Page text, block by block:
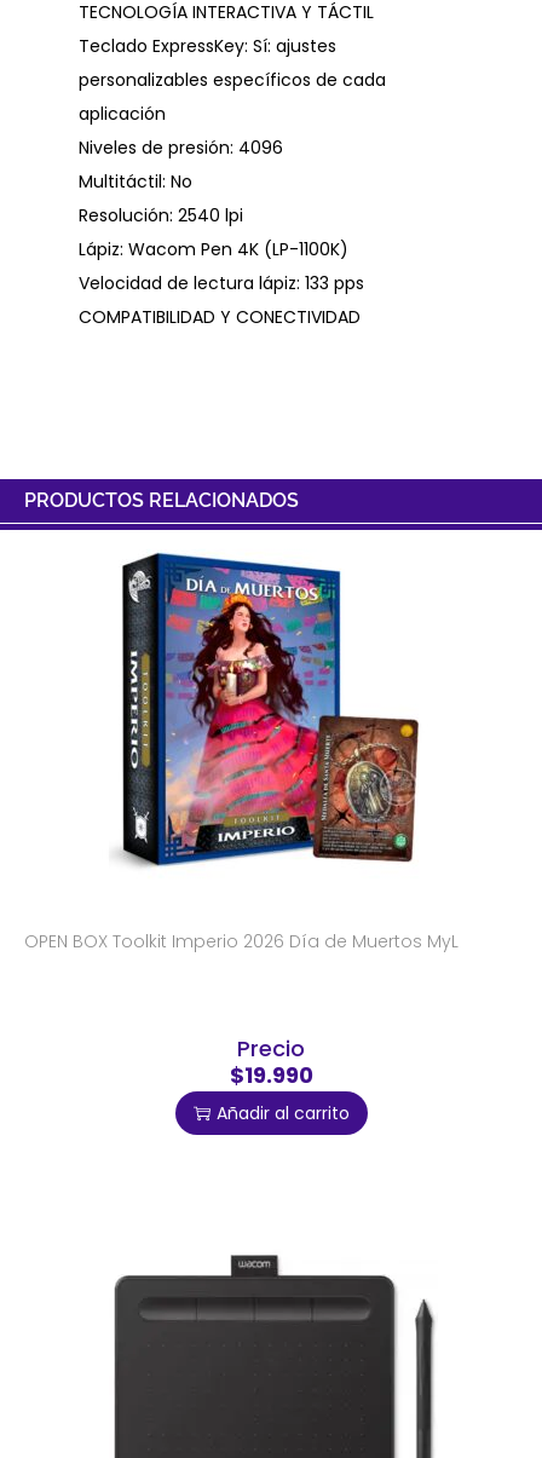
TECNOLOGÍA INTERACTIVA Y TÁCTIL
Teclado ExpressKey: Sí: ajustes
personalizables específicos de cada
aplicación
Niveles de presión: 4096
Multitáctil: No
Resolución: 2540 lpi
Lápiz: Wacom Pen 4K (LP-1100K)
Velocidad de lectura lápiz: 133 pps
COMPATIBILIDAD Y CONECTIVIDAD
PRODUCTOS RELACIONADOS
OPEN BOX Toolkit Imperio 2026 Día de Muertos MyL
Precio
$19.990
Añadir al carrito